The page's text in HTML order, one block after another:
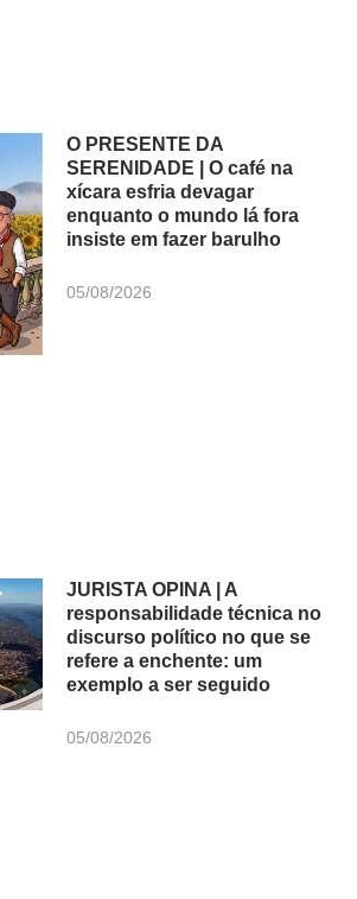
O PRESENTE DA
SERENIDADE | O café na
xícara esfria devagar
enquanto o mundo lá fora
insiste em fazer barulho
05/08/2026
JURISTA OPINA | A
responsabilidade técnica no
discurso político no que se
refere a enchente: um
exemplo a ser seguido
05/08/2026